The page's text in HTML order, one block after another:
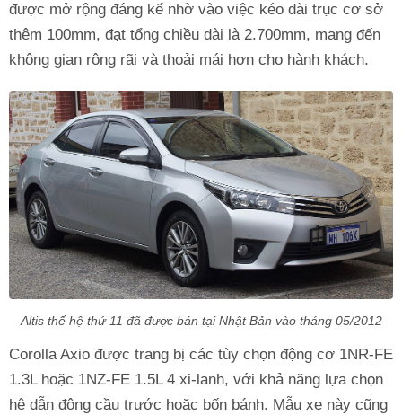
được mở rộng đáng kể nhờ vào việc kéo dài trục cơ sở
thêm 100mm, đạt tổng chiều dài là 2.700mm, mang đến
không gian rộng rãi và thoải mái hơn cho hành khách.
Altis thế hệ thứ 11 đã được bán tại Nhật Bản vào tháng 05/2012
Corolla Axio được trang bị các tùy chọn động cơ 1NR-FE
1.3L hoặc 1NZ-FE 1.5L 4 xi-lanh, với khả năng lựa chọn
hệ dẫn động cầu trước hoặc bốn bánh. Mẫu xe này cũng